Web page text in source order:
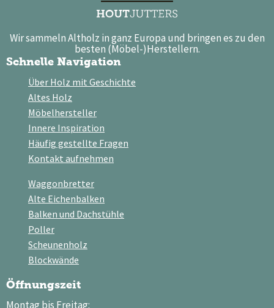
Wir sammeln Altholz in ganz Europa und bringen es zu den
besten (Möbel-)Herstellern.
Schnelle Navigation
Über Holz mit Geschichte
Altes Holz
Möbelhersteller
Innere Inspiration
Häufig gestellte Fragen
Kontakt aufnehmen
Waggonbretter
Alte Eichenbalken
Balken und Dachstühle
Poller
Scheunenholz
Blockwände
Öffnungszeit
Montag bis Freitag: